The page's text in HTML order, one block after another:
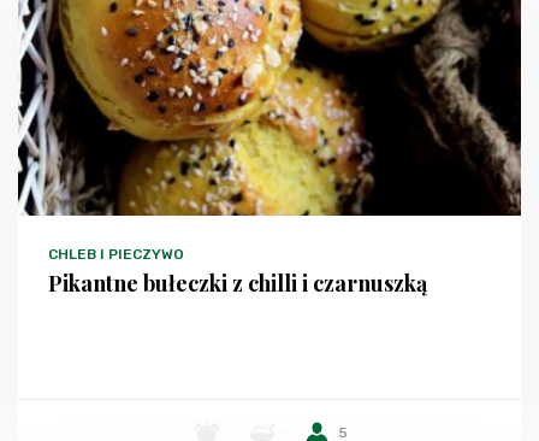
CHLEB I PIECZYWO
Pikantne bułeczki z chilli i czarnuszką
5